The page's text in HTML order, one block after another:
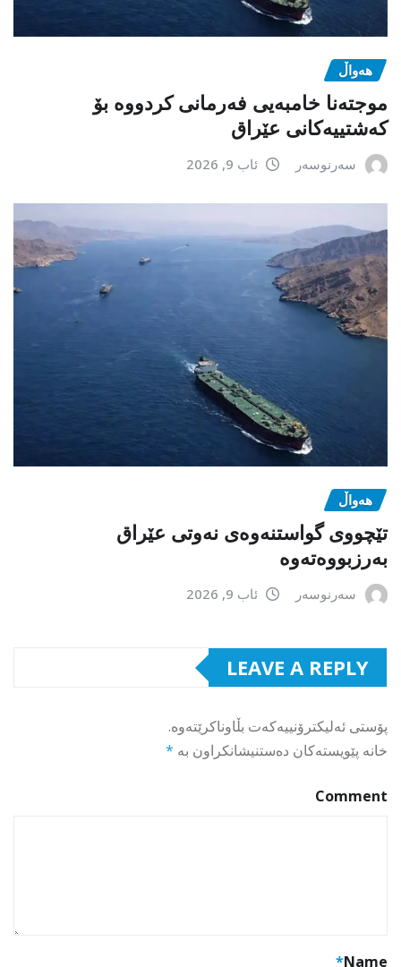
هەواڵ
موجتەنا خامبەیی فەرمانی کردووە بۆ
کەشتییەکانی عێراق
سەرنوسەر ئاب 9, 2026
هەواڵ
تێچووی گواستنەوەی نەوتی عێراق
بەرزبووەتەوە
سەرنوسەر ئاب 9, 2026
LEAVE A REPLY
پۆستی ئەلیکترۆنییەکەت بڵاوناکرێتەوە.
خانە پێویستەکان دەستنیشانکراون بە *
Comment
Name
*